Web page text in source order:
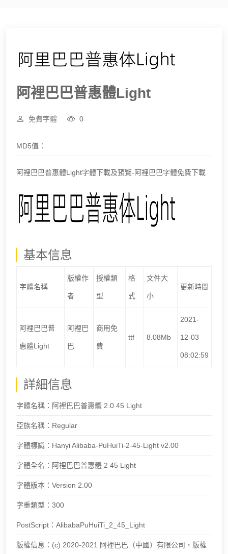
阿裡巴巴普惠體Light
免費字體 0
MD5值：
阿裡巴巴普惠體Light字體下載及預覽-阿裡巴巴字體免費下載
基本信息
字體名稱
版權作
者
授權類
型
格
式
文件大
小
更新時間
阿裡巴巴普
惠體Light
阿裡巴
巴
商用免
費
ttf 8.08Mb
2021-
12-03
08:02:59
詳細信息
字體名稱：阿裡巴巴普惠體 2.0 45 Light
亞族名稱：Regular
字體標識：Hanyi Alibaba-PuHuiTi-2-45-Light v2.00
字體全名：阿裡巴巴普惠體 2 45 Light
字體版本：Version 2.00
字重類型：300
PostScript：AlibabaPuHuiTi_2_45_Light
版權信息：(c) 2020-2021 阿裡巴巴（中國）有限公司，版權